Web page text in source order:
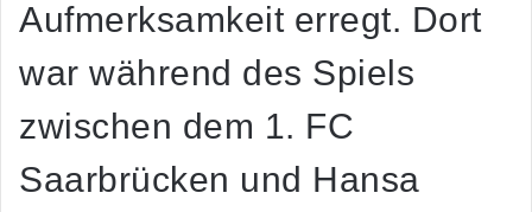
Aufmerksamkeit erregt. Dort
war während des Spiels
zwischen dem 1. FC
Saarbrücken und Hansa